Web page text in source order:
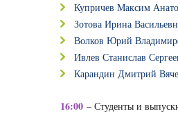
Купричев Максим
Зотова Ирина
Волков Юрий
Ивлев Станислав
Карандин Дмитрий
16:00 – Студенты и